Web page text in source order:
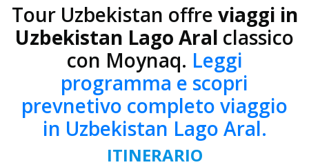
Tour Uzbekistan offre viaggi in
Uzbekistan Lago Aral classico
con Moynaq. Leggi
programma e scopri
prevnetivo completo viaggio
in Uzbekistan Lago Aral.
ITINERARIO